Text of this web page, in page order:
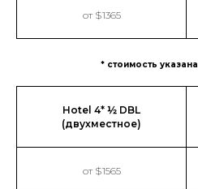
от $1365
* стоимость
Hotel 4* ½ DBL
(двухместное)
от $1565